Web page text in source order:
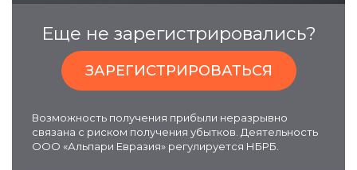
Еще не зарегистрировались?
ЗАРЕГИСТРИРОВАТЬСЯ
Возможность получения прибыли неразрывно
связана с риском получения убытков. Деятельность
ООО «Альпари Евразия» регулируется НБРБ.